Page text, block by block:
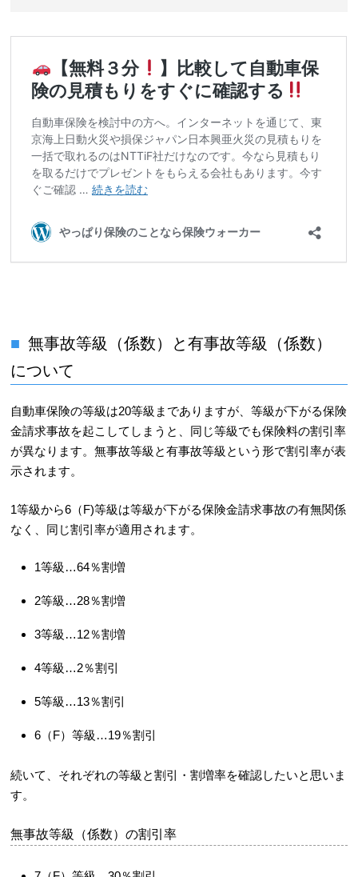
無事故等級（係数）と有事故等級（係数）
について
自動車保険の等級は20等級までありますが、等級が下がる保険
金請求事故を起こしてしまうと、同じ等級でも保険料の割引率
が異なります。無事故等級と有事故等級という形で割引率が表
示されます。
1等級から6（F)等級は等級が下がる保険金請求事故の有無関係
なく、同じ割引率が適用されます。
1等級…64％割増
2等級…28％割増
3等級…12％割増
4等級…2％割引
5等級…13％割引
6（F）等級…19％割引
続いて、それぞれの等級と割引・割増率を確認したいと思いま
す。
無事故等級（係数）の割引率